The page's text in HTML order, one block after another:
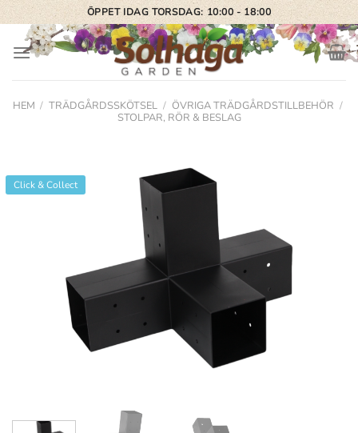
Skip
to
content
ÖPPET IDAG TORSDAG: 10:00 - 18:00
HEM / TRÄDGÅRDSSKÖTSEL / ÖVRIGA TRÄDGÅRDSTILLBEHÖR /
STOLPAR, RÖR & BESLAG
Click & Collect